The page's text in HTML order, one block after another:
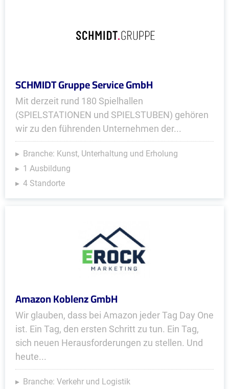
SCHMIDT Gruppe Service GmbH
Mit derzeit rund 180 Spielhallen
(SPIELSTATIONEN und SPIELSTUBEN) gehören
wir zu den führenden Unternehmen der...
Branche: Kunst, Unterhaltung und Erholung
1 Ausbildung
4 Standorte
Amazon Koblenz GmbH
Wir glauben, dass bei Amazon jeder Tag Day One
ist. Ein Tag, den ersten Schritt zu tun. Ein Tag,
sich neuen Herausforderungen zu stellen. Und
heute...
Branche: Verkehr und Logistik